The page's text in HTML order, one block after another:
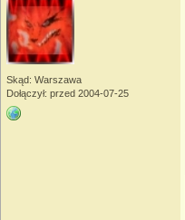
Skąd: Warszawa
Dołączył: przed 2004-07-25